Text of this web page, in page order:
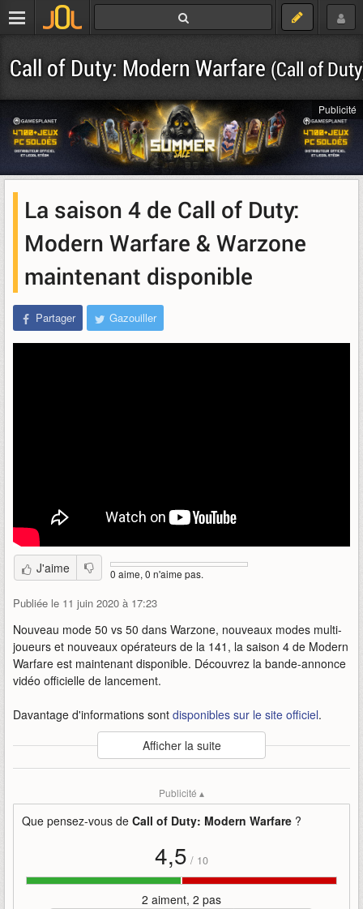
Call of Duty: Modern Warfare(Call of
Publicité
La saison 4 de Call of Duty:
Modern Warfare & Warzone
maintenant disponible
Partager Gazouiller
J'aime 0 aime, 0 n'aime pas.
Publiée le 11 juin 2020 à 17:23
Nouveau mode 50 vs 50 dans Warzone, nouveaux modes multi-
joueurs et nouveaux opérateurs de la 141, la saison 4 de Modern
Warfare est maintenant disponible. Découvrez la bande-annonce
vidéo officielle de lancement.
Davantage d'informations sont disponibles sur le site officiel.
Auteur
Activision
: Mind
duty maintenant
modern-warfare
saison warfare warzone
Afficher la suite
Publicité ▴
Que pensez-vous de Call of Duty: Modern Warfare ?
4,5 / 10
2 aiment, 2 pas